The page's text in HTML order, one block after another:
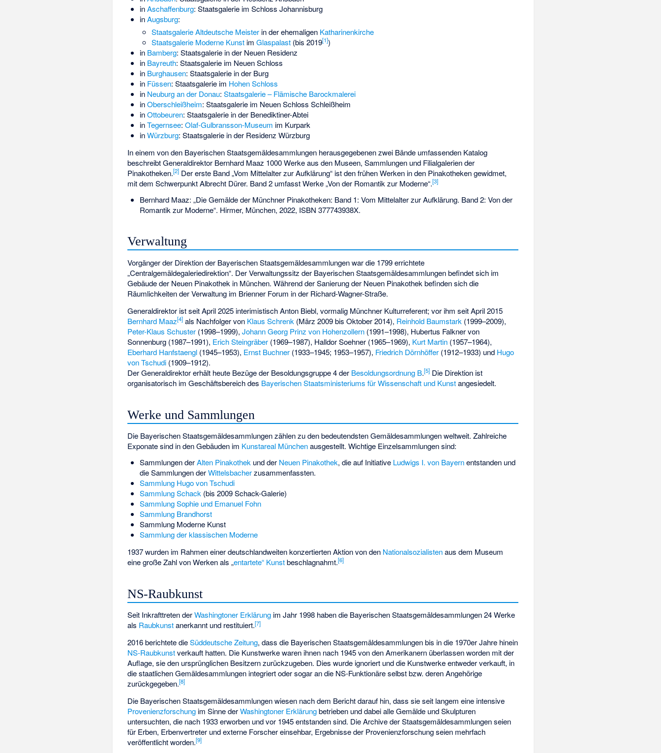
inAschaffenburg: Staatsgalerie im Schloss Johannisburg
inAugsburg:
Staatsgalerie Altdeutsche Meister in der ehemaligen Katharinenkirche
Staatsgalerie Moderne Kunst im Glaspalast (bis 2019[1])
in Bamberg: Staatsgalerie in der Neuen Residenz
in Bayreuth: Staatsgalerie im Neuen Schloss
in Burghausen: Staatsgalerie in der Burg
in Füssen: Staatsgalerie im Hohen Schloss
in Neuburg an der Donau: Staatsgalerie – Flämische Barockmalerei
inOberschleißheim: Staatsgalerie im Neuen Schloss Schleißheim
inOttobeuren: Staatsgalerie in der Benediktiner-Abtei
inTegernsee: Olaf-Gulbransson-Museum im Kurpark
inWürzburg: Staatsgalerie in der Residenz Würzburg
In einem von den Bayerischen Staatsgemäldesammlungen herausgegebenen zwei Bände umfassenden Katalog
beschreibt Generaldirektor Bernhard Maaz 1000 Werke aus den Museen, Sammlungen und Filialgalerien der
Pinakotheken.[2] Der erste Band „Vom Mittelalter zur Aufklärung“ ist den frühen Werken in den Pinakotheken gewidmet,
mit dem Schwerpunkt Albrecht Dürer. Band 2 umfasst Werke „Von der Romantik zur Moderne“.[3]
Bernhard Maaz: „Die Gemälde der Münchner Pinakotheken: Band 1: Vom Mittelalter zur Aufklärung. Band 2: Von der
Romantik zur Moderne“. Hirmer, München, 2022, ISBN 377743938X.
Verwaltung
Vorgänger der Direktion der Bayerischen Staatsgemäldesammlungen war die 1799 errichtete
„Centralgemäldegaleriedirektion“. Der Verwaltungssitz der Bayerischen Staatsgemäldesammlungen befindet sich im
Gebäude der Neuen Pinakothek in München. Während der Sanierung der Neuen Pinakothek befinden sich die
Räumlichkeiten der Verwaltung im Brienner Forum in der Richard-Wagner-Straße.
Generaldirektor ist seit April 2025 interimistisch Anton Biebl, vormalig Münchner Kulturreferent; vor ihm seit April 2015
Bernhard Maaz[4] als Nachfolger von Klaus Schrenk (März 2009 bis Oktober 2014), Reinhold Baumstark (1999–2009),
Peter-Klaus Schuster (1998–1999),Johann Georg Prinz von Hohenzollern (1991–1998), Hubertus Falkner von
Sonnenburg (1987–1991), Erich Steingräber (1969–1987), Halldor Soehner (1965–1969), Kurt Martin (1957–1964),
Eberhard Hanfstaengl (1945–1953), Ernst Buchner (1933–1945; 1953–1957), Friedrich Dörnhöffer (1912–1933) und Hugo
von Tschudi (1909–1912).
Der Generaldirektor erhält heute Bezüge der Besoldungsgruppe 4 der Besoldungsordnung B.[5] Die Direktion ist
organisatorisch im Geschäftsbereich des Bayerischen Staatsministeriums für Wissenschaft und Kunstangesiedelt.
Werke und Sammlungen
Die Bayerischen Staatsgemäldesammlungen zählen zu den bedeutendsten Gemäldesammlungen weltweit. Zahlreiche
Exponate sind in den Gebäuden im Kunstareal Münchenausgestellt. Wichtige Einzelsammlungen sind:
Sammlungen derAlten Pinakothekund der Neuen Pinakothek, die auf Initiative Ludwigs I. von Bayernentstanden und
die Sammlungen derWittelsbacherzusammenfassten.
Sammlung Hugo von Tschudi
Sammlung Schack(bis 2009 Schack-Galerie)
Sammlung Sophie und Emanuel Fohn
Sammlung Brandhorst
Sammlung Moderne Kunst
Sammlung der klassischen Moderne
1937 wurden im Rahmen einer deutschlandweiten konzertierten Aktion von den Nationalsozialistenaus dem Museum
eine große Zahl von Werken als „entartete“ Kunstbeschlagnahmt.[6]
NS-Raubkunst
Seit Inkrafttreten derWashingtoner Erklärung im Jahr 1998 haben die Bayerischen Staatsgemäldesammlungen 24 Werke
als Raubkunstanerkannt und restituiert.[7]
2016 berichtete dieSüddeutsche Zeitung, dass die Bayerischen Staatsgemäldesammlungen bis in die 1970er Jahre hinein
NS-Raubkunstverkauft hatten. Die Kunstwerke waren ihnen nach 1945 von den Amerikanern überlassen worden mit der
Auflage, sie den ursprünglichen Besitzern zurückzugeben. Dies wurde ignoriert und die Kunstwerke entweder verkauft, in
die staatlichen Gemäldesammlungen integriert oder sogar an die NS-Funktionäre selbst bzw. deren Angehörige
zurückgegeben.[8]
Die Bayerischen Staatsgemäldesammlungen wiesen nach dem Bericht darauf hin, dass sie seit langem eine intensive
Provenienzforschung im Sinne derWashingtoner Erklärungbetrieben und dabei alle Gemälde und Skulpturen
untersuchten, die nach 1933 erworben und vor 1945 entstanden sind. Die Archive der Staatsgemäldesammlungen seien
für Erben, Erbenvertreter und externe Forscher einsehbar, Ergebnisse der Provenienzforschung seien mehrfach
veröffentlicht worden.[9]